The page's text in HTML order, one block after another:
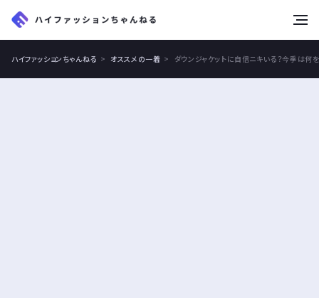
ハイファッションちゃんねる オススメの一着 ダウンジャケットに自信ニキいる？今季は何